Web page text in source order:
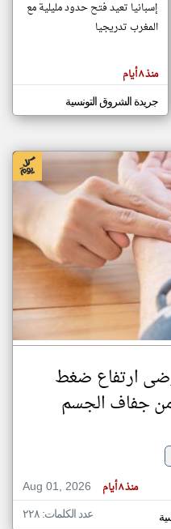
مصادر الأخبار من تونس
تونس على مدار الساعة
تونس العاجلة والمباشرة
إسبانيا تعيد فتح حدود مليلية مع
المغرب تدريجيا
منذ ٨ أيام
جريدة الشروق التونسية
ارتفاع ضغط
من جفاف الجسم
Aug 01, 2026
منذ ٨ أيام
عدد الكلمات: ٢٢٨
klyoum.com